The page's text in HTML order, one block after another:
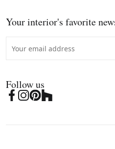
Your interior's favorite
Follow us